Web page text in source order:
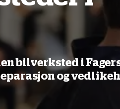
Nybilgaranti og
bilverksted i
og